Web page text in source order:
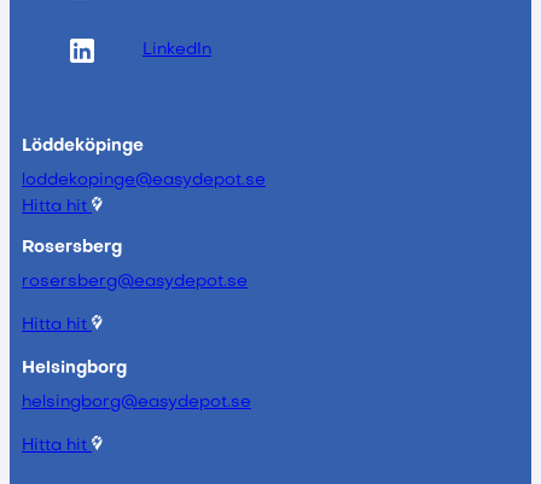
LinkedIn
Löddeköpinge
loddekopinge@easydepot.se
Hitta hit
Rosersberg
rosersberg@easydepot.se
Hitta hit
Helsingborg
helsingborg@easydepot.se
Hitta hit